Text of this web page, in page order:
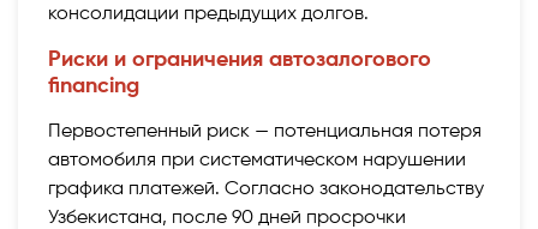
консолидации предыдущих долгов.
Риски и ограничения автозалогового
financing
Первостепенный риск — потенциальная потеря
автомобиля при систематическом нарушении
графика платежей. Согласно законодательству
Узбекистана, после 90 дней просрочки